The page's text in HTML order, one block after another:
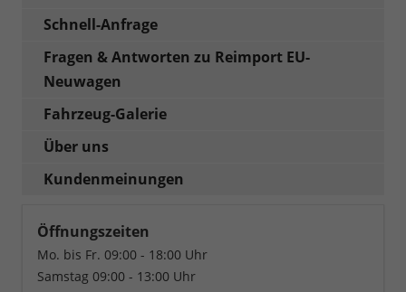
Schnell-Anfrage
Fragen & Antworten zu Reimport EU-
Neuwagen
Fahrzeug-Galerie
Über uns
Kundenmeinungen
Öffnungszeiten
Mo. bis Fr. 09:00 - 18:00 Uhr
Samstag 09:00 - 13:00 Uhr